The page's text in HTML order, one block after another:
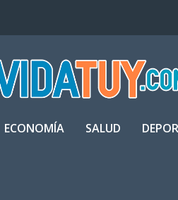
ECONOMÍA SALUD